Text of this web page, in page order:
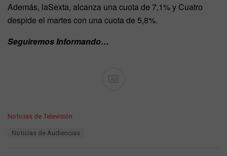
Además, laSexta, alcanza una cuota de 7,1% y Cuatro
despide el martes con una cuota de 5,8%.
Seguiremos Informando…
Ad
C
Noticias de Televisión
Noticias de Audiencias